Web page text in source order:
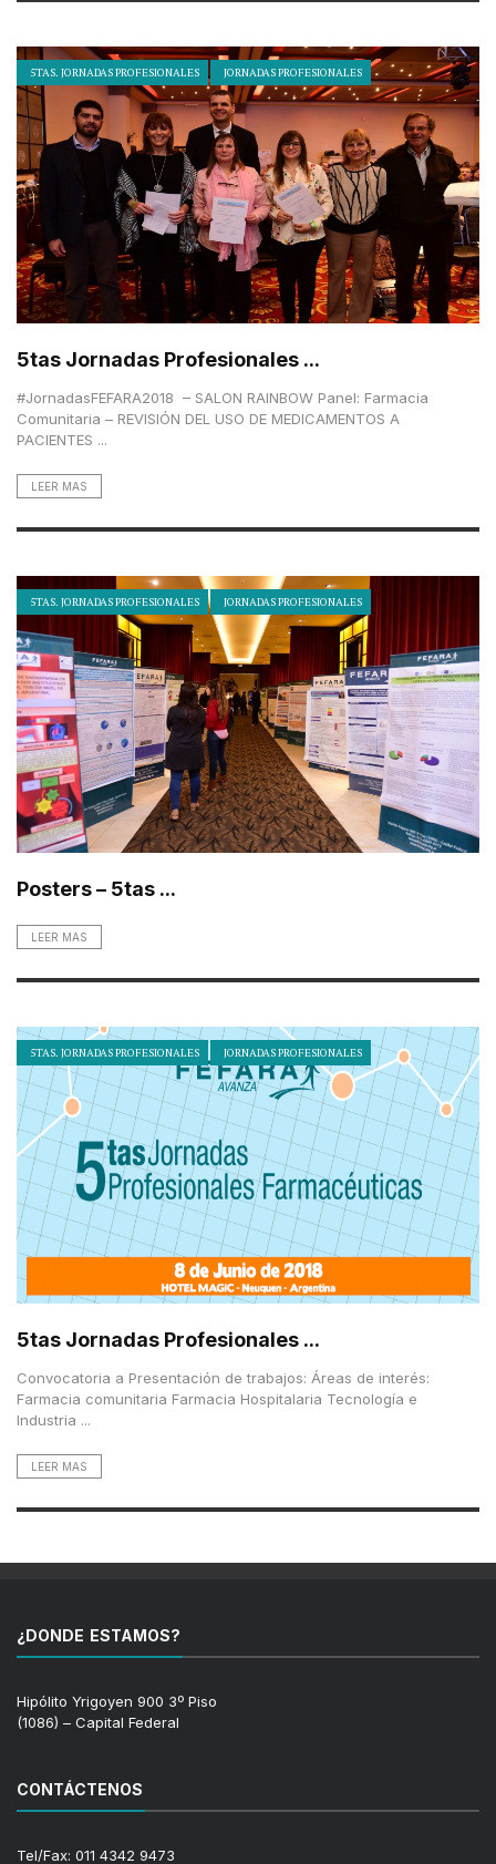
5TAS. JORNADAS PROFESIONALES JORNADAS PROFESIONALES
5tas Jornadas Profesionales ...
#JornadasFEFARA2018 – SALON RAINBOW Panel: Farmacia
Comunitaria – REVISIÓN DEL USO DE MEDICAMENTOS A
PACIENTES ...
LEER MAS
5TAS. JORNADAS PROFESIONALES JORNADAS PROFESIONALES
Posters – 5tas ...
LEER MAS
5TAS. JORNADAS PROFESIONALES JORNADAS PROFESIONALES
5tas Jornadas Profesionales ...
Convocatoria a Presentación de trabajos: Áreas de interés:
Farmacia comunitaria Farmacia Hospitalaria Tecnología e
Industria ...
LEER MAS
¿DONDE ESTAMOS?
Hipólito Yrigoyen 900 3º Piso
(1086) – Capital Federal
CONTÁCTENOS
Tel/Fax: 011 4342 9473